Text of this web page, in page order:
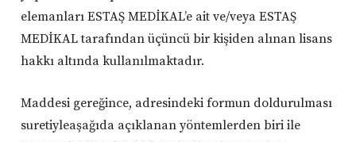
elemanları ESTAŞ MEDİKAL’e ait ve/veya ESTAŞ
MEDİKAL tarafından üçüncü bir kişiden alınan lisans
hakkı altında kullanılmaktadır.
Maddesi gereğince, adresindeki formun doldurulması
suretiyleaşağıda açıklanan yöntemlerden biri ile